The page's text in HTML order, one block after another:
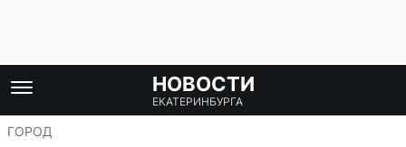
НОВОСТИ
ЕКАТЕРИНБУРГА
ГОРОД